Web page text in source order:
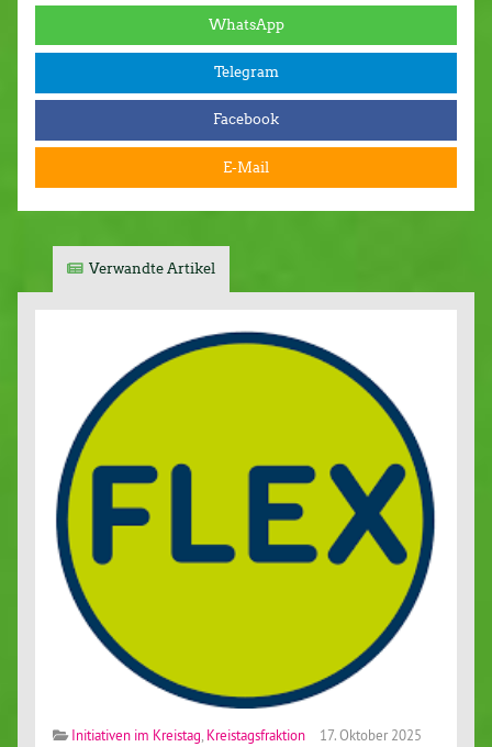
WhatsApp
Telegram
Facebook
E-Mail
Verwandte Artikel
Initiativen im Kreistag Kreistagsfraktion 17. Oktober 2025